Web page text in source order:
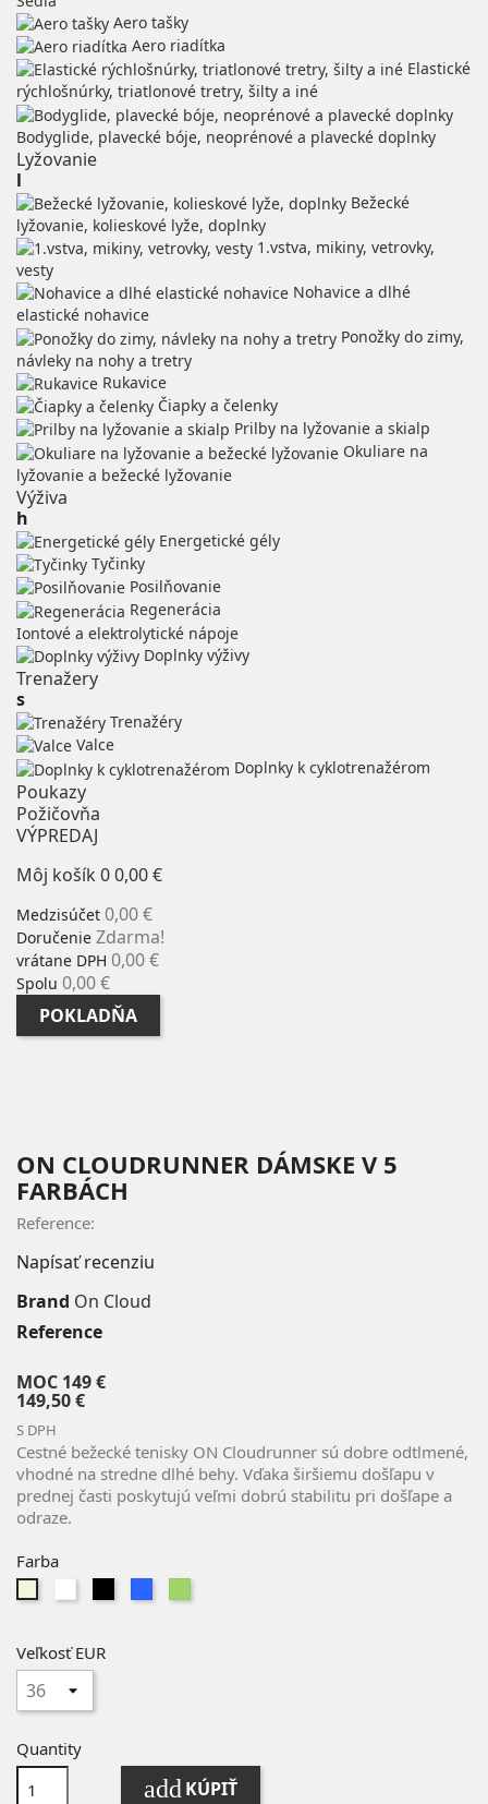
Aero tašky
Aero riadítka
Elastické
rýchlošnúrky, triatlonové tretry, šilty a iné
Bodyglide, plavecké bóje, neoprénové a plavecké doplnky
Lyžovanie
l
Bežecké
lyžovanie, kolieskové lyže, doplnky
1.vstva, mikiny, vetrovky,
vesty
Nohavice a dlhé
elastické nohavice
Ponožky do zimy,
návleky na nohy a tretry
Rukavice
Čiapky a čelenky
Prilby na lyžovanie a skialp
Okuliare na
lyžovanie a bežecké lyžovanie
Výživa
h
Energetické gély
Tyčinky
Posilňovanie
Regenerácia
Iontové a elektrolytické nápoje
Doplnky výživy
Trenažery
s
Trenažéry
Valce
Doplnky k cyklotrenažérom
Poukazy
Požičovňa
VÝPREDAJ
Môj košík 00,00 €
Medzisúčet 0,00 €
Doručenie Zdarma!
vrátane DPH 0,00 €
Spolu 0,00 €
POKLADŇA
ON CLOUDRUNNER DÁMSKE V 5
FARBÁCH
Reference:
Napísať recenziu
Brand On Cloud
Reference
MOC 149 €
149,50 €
S DPH
Cestné bežecké tenisky ON Cloudrunner sú dobre odtlmené,
vhodné na stredne dlhé behy. Vďaka širšiemu došľapu v
prednej časti poskytujú veľmi dobrú stabilitu pri došľape a
odraze.
Farba
Veľkosť EUR
Quantity
add KÚPIŤ